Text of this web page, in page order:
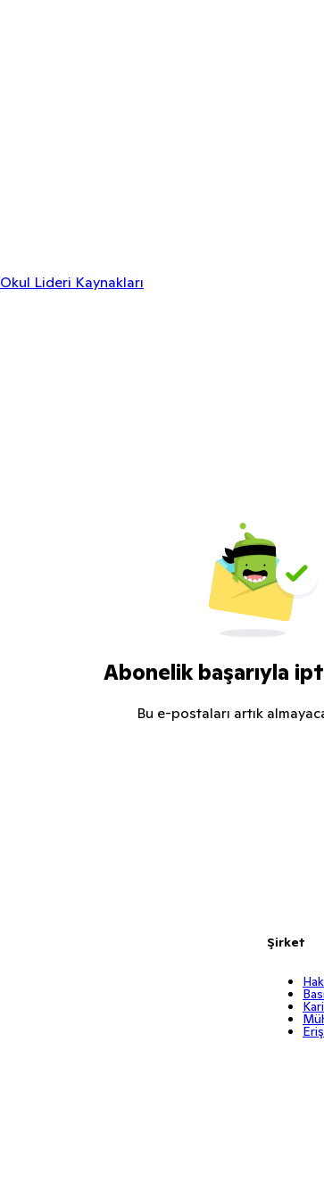
Okul Lideri Kaynakları
Abonelik başarıyla
Bu e-postaları artık
Şirket